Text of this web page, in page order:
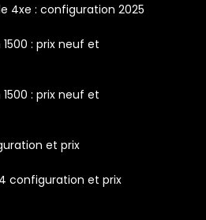
4xe : configuration 2025
: prix neuf et
: prix neuf et
et prix
configuration et prix